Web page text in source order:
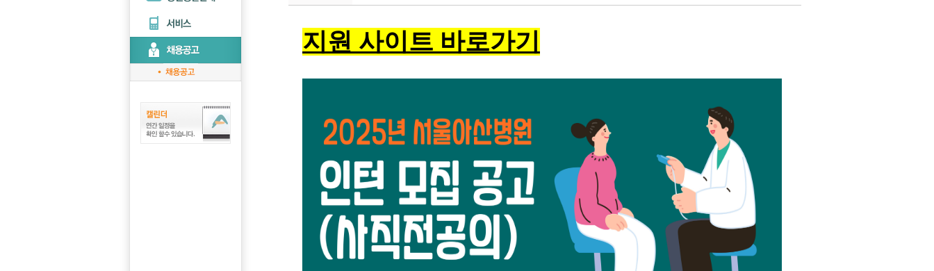
지원 사이트 바로가기